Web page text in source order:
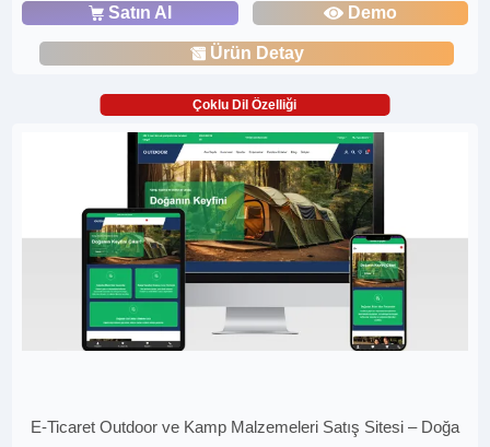
Satın Al Demo
Ürün Detay
Çoklu Dil Özelliği
E-Ticaret Outdoor ve Kamp Malzemeleri Satış Sitesi – Doğa